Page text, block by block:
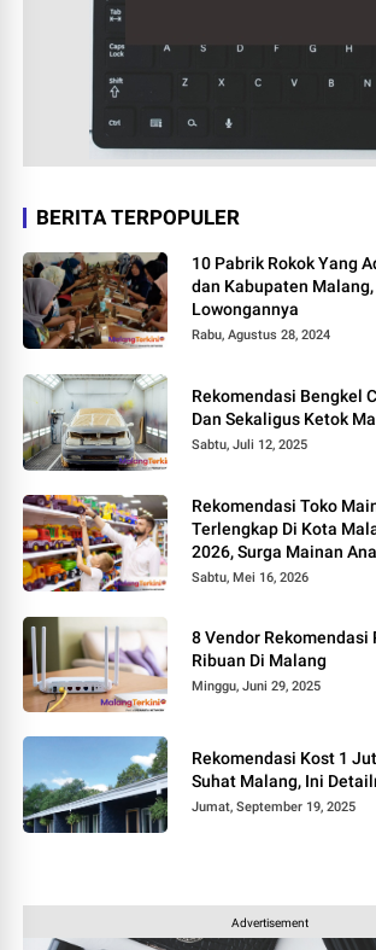
BERITA TERPOPULER
10 Pabrik Rokok Yang
dan Kabupaten
Lowongannya
Rabu, Agustus 28, 2024
Rekomendasi Bengkel
Dan Sekaligus Ketok
Sabtu, Juli 12, 2025
Rekomendasi Toko
Terlengkap Di Kota
2026, Surga Mainan
Sabtu, Mei 16, 2026
8 Vendor Rekomendasi
Ribuan Di Malang
Minggu, Juni 29, 2025
Rekomendasi Kost 1
Suhat Malang, Ini
Jumat, September 19, 2025
Advertisement